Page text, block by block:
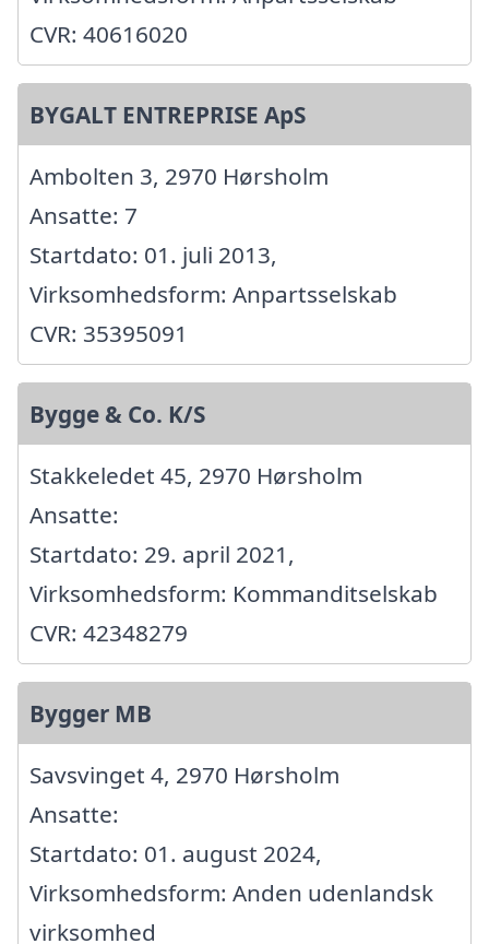
CVR: 40616020
BYGALT ENTREPRISE ApS
Ambolten 3, 2970 Hørsholm
Ansatte: 7
Startdato: 01. juli 2013,
Virksomhedsform: Anpartsselskab
CVR: 35395091
Bygge & Co. K/S
Stakkeledet 45, 2970 Hørsholm
Ansatte:
Startdato: 29. april 2021,
Virksomhedsform: Kommanditselskab
CVR: 42348279
Bygger MB
Savsvinget 4, 2970 Hørsholm
Ansatte:
Startdato: 01. august 2024,
Virksomhedsform: Anden udenlandsk
virksomhed